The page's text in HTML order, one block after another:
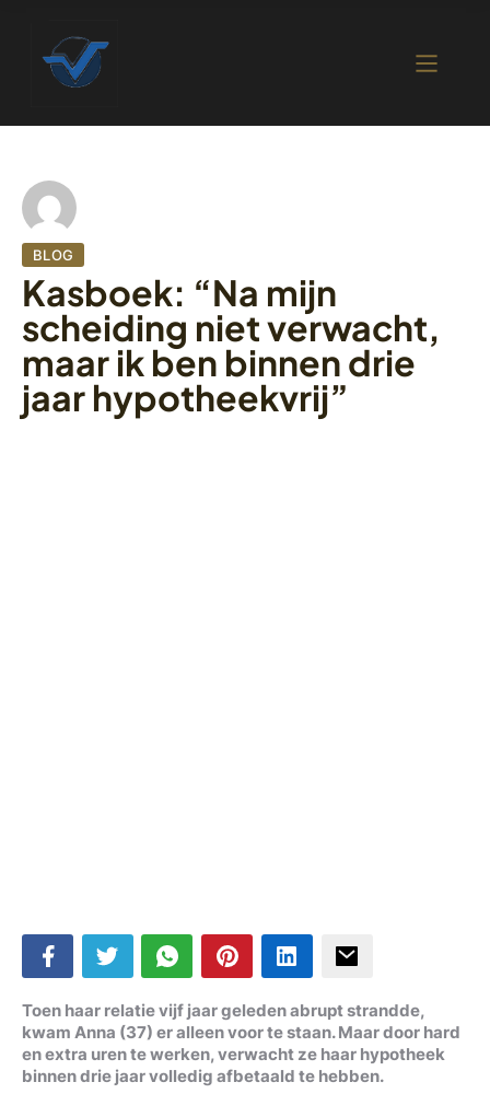
BLOG
Kasboek: “Na mijn
scheiding niet verwacht,
maar ik ben binnen drie
jaar hypotheekvrij”
Toen haar relatie vijf jaar geleden abrupt strandde,
kwam Anna (37) er alleen voor te staan. Maar door hard
en extra uren te werken, verwacht ze haar hypotheek
binnen drie jaar volledig afbetaald te hebben.